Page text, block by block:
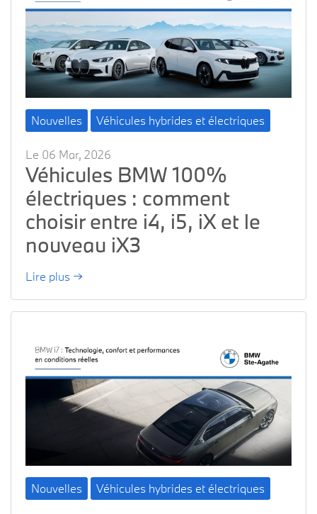
Nouvelles Véhicules hybrides et électriques
Le 06 Mar, 2026
Véhicules BMW 100%
électriques : comment
choisir entre i4, i5, iX et le
nouveau iX3
Lire plus →
Nouvelles Véhicules hybrides et électriques